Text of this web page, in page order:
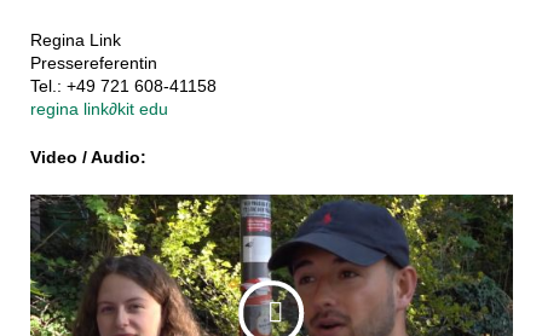
Regina Link
Pressereferentin
Tel.: +49 721 608-41158
regina link∂kit edu
Video / Audio: